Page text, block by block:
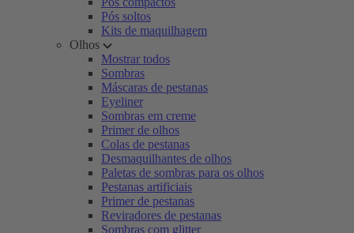
Pós soltos
Kits de maquilhagem
Olhos
Mostrar todos
Sombras
Máscaras de pestanas
Eyeliner
Sombras em creme
Primer de olhos
Colas de pestanas
Desmaquilhantes de olhos
Paletas de sombras para os olhos
Pestanas artificiais
Primer de pestanas
Reviradores de pestanas
Sombras com glitter